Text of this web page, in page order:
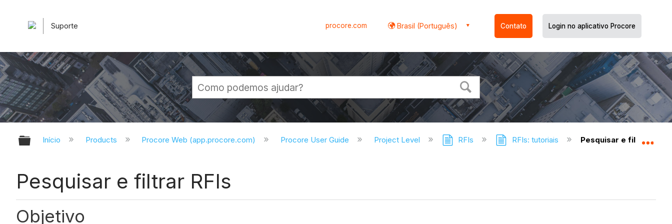
Suporte procore.com Brasil (Português) Contato Login no aplicativo Procore
Expandir/recolher hierarquia global
Início Products Procore Web (app.procore.com) Procore User Guide Project Level RFIs RFIs: tutoriais Pesquisar e filtrar RFIs
Pesquisar e filtrar RFIs
Objetivo